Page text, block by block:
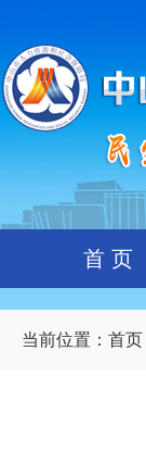
首 页
当前位置： 首页